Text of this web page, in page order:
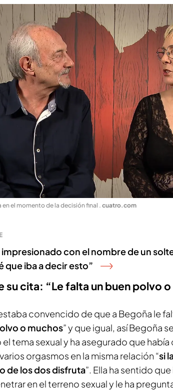
en el momento de la decisión final . cuatro.com
con el nombre de un
que iba a decir esto”
cita: “Le falta un buen polvo o
convencido de que a Begoña le
o muchos” y que igual, así Begoña
tema sexual y ha asegurado que
orgasmos en la misma relación “si
de los dos disfruta”. Ella ha sentido
en el terreno sexual y le ha